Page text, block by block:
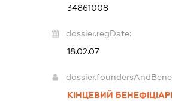
34861008
dossier.regDate:
18.02.07
КІНЦЕВИЙ